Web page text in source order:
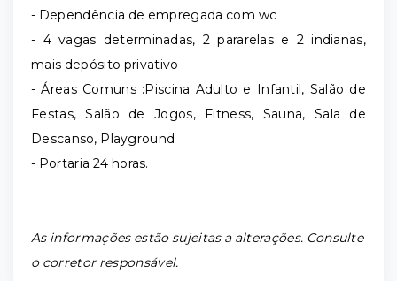
- Dependência de empregada com wc
- 4 vagas determinadas, 2 pararelas e 2 indianas,
mais depósito privativo
- Áreas Comuns :Piscina Adulto e Infantil, Salão de
Festas, Salão de Jogos, Fitness, Sauna, Sala de
Descanso, Playground
- Portaria 24 horas.
As informações estão sujeitas a alterações. Consulte
o corretor responsável.